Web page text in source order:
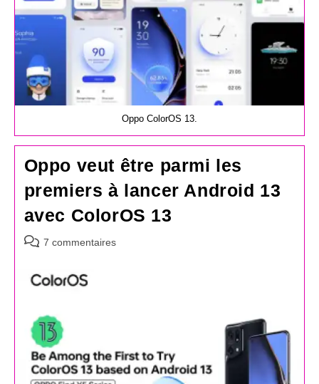
Oppo ColorOS 13.
Oppo veut être parmi les
premiers à lancer Android 13
avec ColorOS 13
Commentaires
publication :
7 commentaires